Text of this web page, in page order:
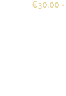
€30,00 -